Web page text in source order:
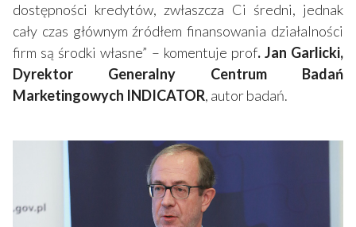
dostępności kredytów, zwłaszcza Ci średni, jednak
cały czas głównym źródłem finansowania działalności
firm są środki własne” – komentuje prof. Jan Garlicki,
Dyrektor Generalny Centrum Badań
Marketingowych INDICATOR, autor badań.